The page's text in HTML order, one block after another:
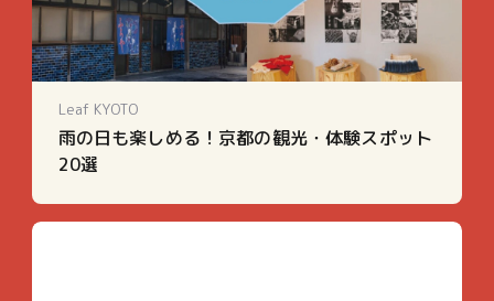
Leaf KYOTO
雨の日も楽しめる！京都の観光・体験スポット
20選